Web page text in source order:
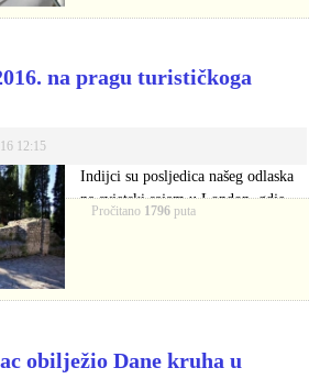
na pragu turističkoga
12:15
Indijci su posljedica našeg odlaska
na svjetski sajam u London, gdje
Pročitano 1796 puta
obilježio Dane kruha u